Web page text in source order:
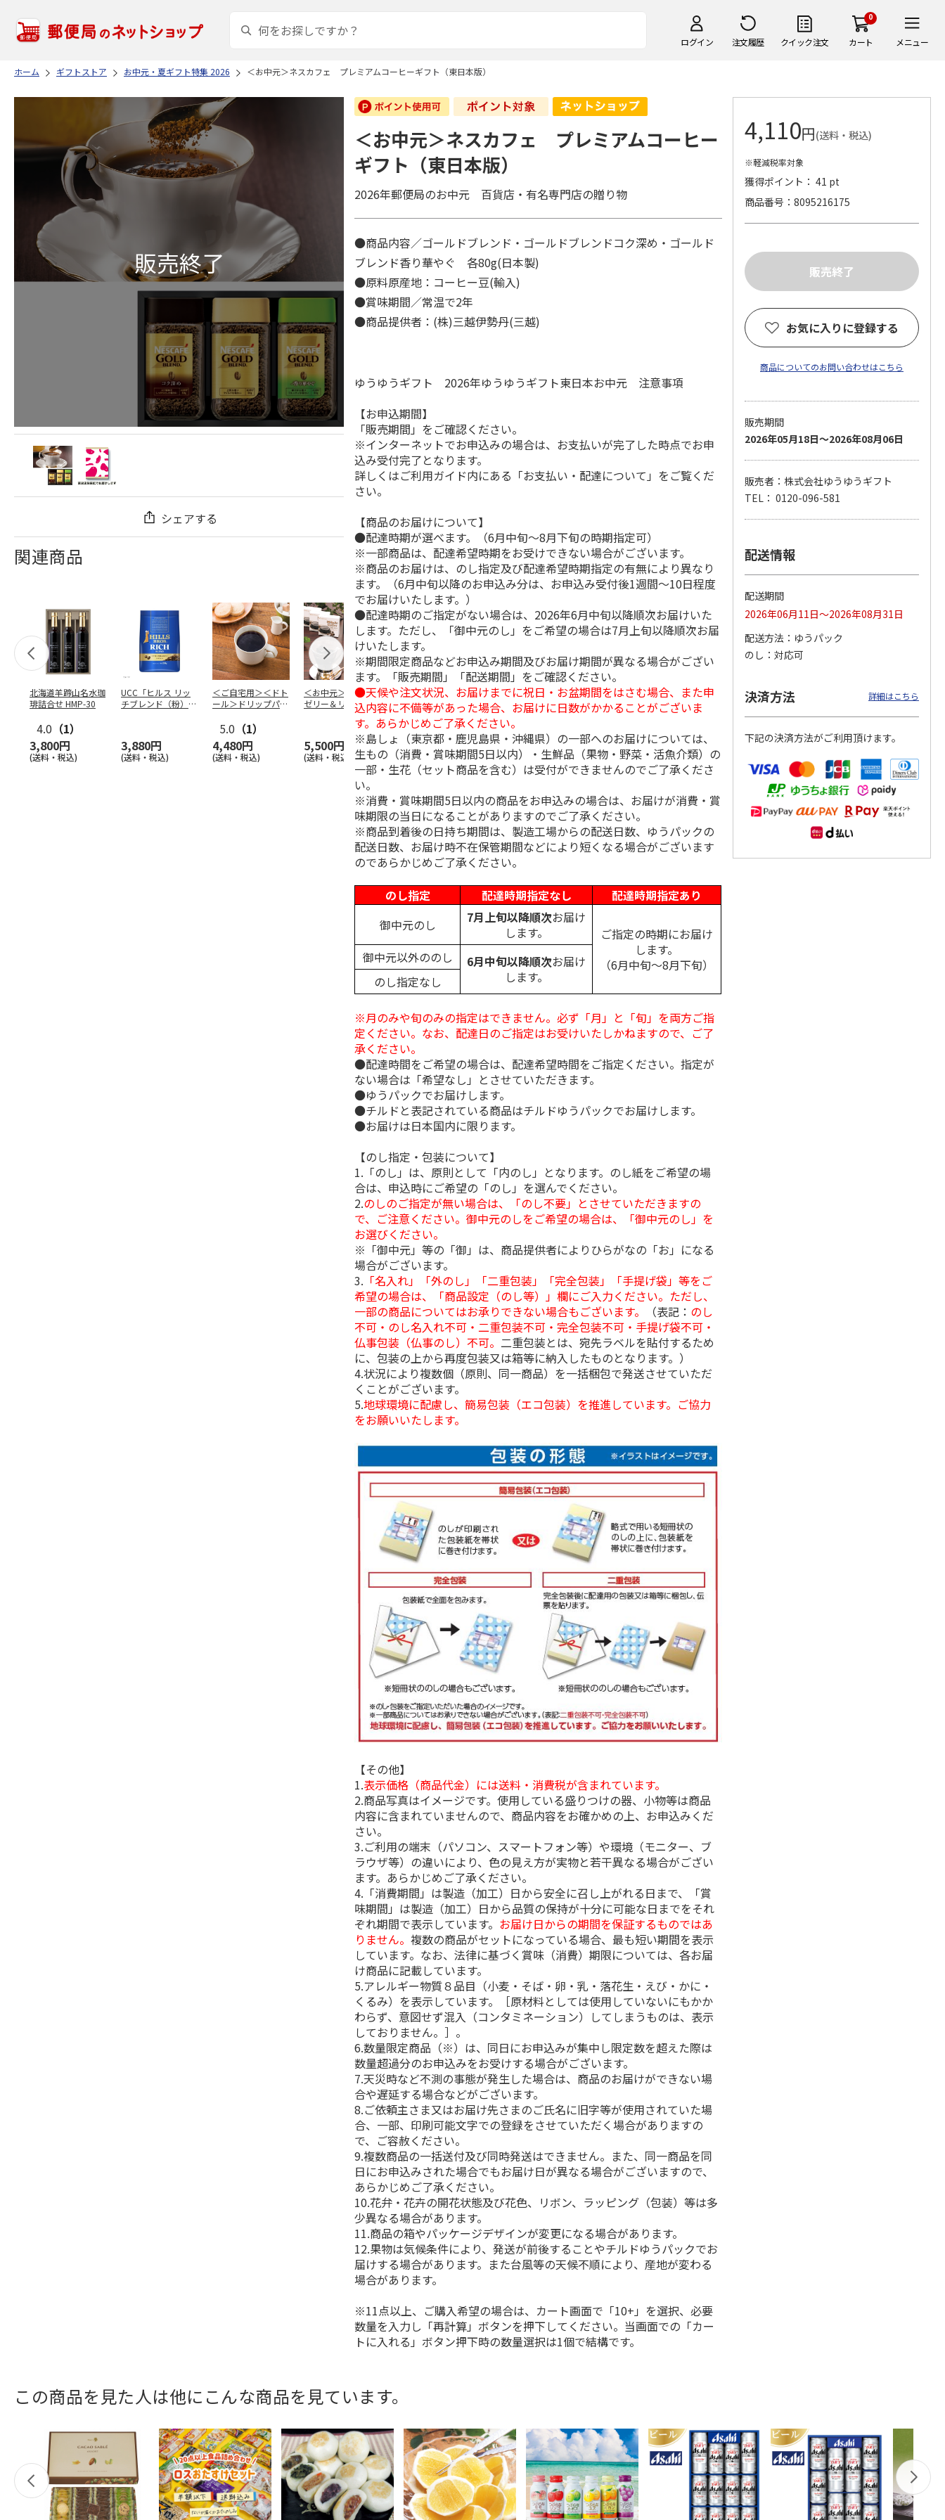
ログイン 注文履歴 クイック注文
0
カート メニュー
ホーム ギフトストア お中元・夏ギフト特集 2026 ＜お中元＞ネスカフェ プレミアムコーヒーギフト（東日本版）
シェアする
関連商品
北海道羊蹄山名水珈
琲詰合せ HMP-30
4.0 （1）
3,800円
(送料・税込)
UCC「ヒルス リッ
チブレンド（粉）」
3,880円
(送料・税込)
＜ご自宅用＞＜ドト
ール＞ドリップパッ
１０…
5.0 （1）
4,480円
(送料・税込)
＜お中元＞コーヒー
ゼリー＆リキッドコ
5,500円
(送料・税込)
＜お中元＞無糖アイ
スコーヒー４本
3,780円
(送料・税込)
＜お中元＞無糖アイ
スコーヒー１２本
6,980円
(送料・税込)
mikiya coffee
『With Flowers』
黄 …
2,350円
(送料・税込)
＜お中元＞アイスコ
ーヒーセット
4,320円
(送料・税込)
スターバックス オ
リガミドリップコー
ヒーギフトＡ【弔事
1,580円
mikiya coffee
『With Flowers』
赤…
2,210円
(送料・税込)
＜お中元＞ネスカフェ プレミアムコーヒー
ギフト（東日本版）
2026年郵便局のお中元 百貨店・有名専門店の贈り物
●商品内容／ゴールドブレンド・ゴールドブレンドコク深め・ゴールド
ブレンド香り華やぐ 各80g(日本製)
●原料原産地：コーヒー豆(輸入)
●賞味期間／常温で2年
●商品提供者：(株)三越伊勢丹(三越)
ゆうゆうギフト 2026年ゆうゆうギフト東日本お中元 注意事項
【お申込期間】
「販売期間」をご確認ください。
※インターネットでお申込みの場合は、お支払いが完了した時点でお申
込み受付完了となります。
詳しくはご利用ガイド内にある「お支払い・配達について」をご覧くだ
さい。
【商品のお届けについて】
●配達時期が選べます。（6月中旬～8月下旬の時期指定可）
※一部商品は、配達希望時期をお受けできない場合がございます。
※商品のお届けは、のし指定及び配達希望時期指定の有無により異なり
ます。（6月中旬以降のお申込み分は、お申込み受付後1週間～10日程度
でお届けいたします。）
●配達時期のご指定がない場合は、2026年6月中旬以降順次お届けいた
します。ただし、「御中元のし」をご希望の場合は7月上旬以降順次お届
けいたします。
※期間限定商品などお申込み期間及びお届け期間が異なる場合がござい
ます。「販売期間」「配送期間」をご確認ください。
●天候や注文状況、お届けまでに祝日・お盆期間をはさむ場合、また申
込内容に不備等があった場合、お届けに日数がかかることがございま
す。あらかじめご了承ください。
※島しょ（東京都・鹿児島県・沖縄県）の一部へのお届けについては、
生もの（消費・賞味期間5日以内）・生鮮品（果物・野菜・活魚介類）の
一部・生花（セット商品を含む）は受付ができませんのでご了承くださ
い。
※消費・賞味期間5日以内の商品をお申込みの場合は、お届けが消費・賞
味期限の当日になることがありますのでご了承ください。
※商品到着後の日持ち期間は、製造工場からの配送日数、ゆうパックの
配送日数、お届け時不在保管期間などにより短くなる場合がございます
のであらかじめご了承ください。
のし指定
配達時期指定なし
配達時期指定あり
御中元のし
7月上旬以降順次お届け
します。
ご指定の時期にお届け
します。
（6月中旬～8月下旬）
御中元以外ののし 6月中旬以降順次お届け
します。
のし指定なし
※月のみや旬のみの指定はできません。必ず「月」と「旬」を両方ご指
定ください。なお、配達日のご指定はお受けいたしかねますので、ご了
承ください。
●配達時間をご希望の場合は、配達希望時間をご指定ください。指定が
ない場合は「希望なし」とさせていただきます。
●ゆうパックでお届けします。
●チルドと表記されている商品はチルドゆうパックでお届けします。
●お届けは日本国内に限ります。
【のし指定・包装について】
1.「のし」は、原則として「内のし」となります。のし紙をご希望の場
合は、申込時にご希望の「のし」を選んでください。
2.のしのご指定が無い場合は、「のし不要」とさせていただきますの
で、ご注意ください。御中元のしをご希望の場合は、「御中元のし」を
お選びください。
※「御中元」等の「御」は、商品提供者によりひらがなの「お」になる
場合がございます。
3. 「名入れ」「外のし」「二重包装」「完全包装」「手提げ袋」等をご
希望の場合は、「商品設定（のし等）」欄にご入力ください。ただし、
一部の商品についてはお承りできない場合もございます。
（表記： のし
不可・のし名入れ不可・二重包装不可・完全包装不可・手提げ袋不可・
仏事包装（仏事のし）不可。 二重包装とは、宛先ラベルを貼付するため
に、包装の上から再度包装又は箱等に納入したものとなります。）
4.状況により複数個（原則、同一商品）を一括梱包で発送させていただ
くことがございます。
5.地球環境に配慮し、簡易包装（エコ包装）を推進しています。ご協力
をお願いいたします。
【その他】
1.表示価格（商品代金）には送料・消費税が含まれています。
2.商品写真はイメージです。使用している盛りつけの器、小物等は商品
内容に含まれていませんので、商品内容をお確かめの上、お申込みくだ
さい。
3.ご利用の端末（パソコン、スマートフォン等）や環境（モニター、ブ
ラウザ等）の違いにより、色の見え方が実物と若干異なる場合がござい
ます。あらかじめご了承ください。
4.「消費期間」は製造（加工）日から安全に召し上がれる日まで、「賞
味期間」は製造（加工）日から品質の保持が十分に可能な日までをそれ
ぞれ期間で表示しています。 お届け日からの期間を保証するものではあ
りません。複数の商品がセットになっている場合、最も短い期間を表示
しています。なお、法律に基づく賞味（消費）期限については、各お届
け商品に記載しています。
5.アレルギー物質８品目（小麦・そば・卵・乳・落花生・えび・かに・
くるみ）を表示しています。［原材料としては使用していないにもかか
わらず、意図せず混入（コンタミネーション）してしまうものは、表示
しておりません。］。
6.数量限定商品（※）は、同日にお申込みが集中し限定数を超えた際は
数量超過分のお申込みをお受けする場合がございます。
7.天災時など不測の事態が発生した場合は、商品のお届けができない場
合や遅延する場合などがございます。
8.ご依頼主さま又はお届け先さまのご氏名に旧字等が使用されていた場
合、一部、印刷可能文字での登録をさせていただく場合がありますの
で、ご容赦ください。
9.複数商品の一括送付及び同時発送はできません。また、同一商品を同
日にお申込みされた場合でもお届け日が異なる場合がございますので、
あらかじめご了承ください。
10.花弁・花卉の開花状態及び花色、リボン、ラッピング（包装）等は多
少異なる場合があります。
11.商品の箱やパッケージデザインが変更になる場合があります。
12.果物は気候条件により、発送が前後することやチルドゆうパックでお
届けする場合があります。また台風等の天候不順により、産地が変わる
場合があります。
※11点以上、ご購入希望の場合は、カート画面で「10+」を選択、必要
数量を入力し「再計算」ボタンを押下してください。当画面での「カー
トに入れる」ボタン押下時の数量選択は1個で結構です。
4,110円(送料・税込)
※軽減税率対象
獲得ポイント： 41 pt
商品番号
8095216175
お気に入りに登録する
商品についてのお問い合わせはこちら
販売期間
2026年05月18日～2026年08月06日
販売者：株式会社ゆうゆうギフト
TEL： 0120-096-581
配送情報
配送期間
2026年06月11日～2026年08月31日
配送方法
ゆうパック
のし
対応可
決済方法 詳細はこちら
下記の決済方法がご利用頂けます。
この商品を見た人は他にこんな商品を見ています。